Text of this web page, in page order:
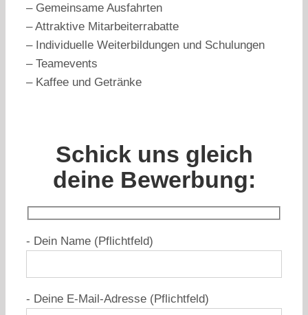
– Gemeinsame Ausfahrten
– Attraktive Mitarbeiterrabatte
– Individuelle Weiterbildungen und Schulungen
– Teamevents
– Kaffee und Getränke
Schick uns gleich
deine Bewerbung:
- Dein Name (Pflichtfeld)
- Deine E-Mail-Adresse (Pflichtfeld)